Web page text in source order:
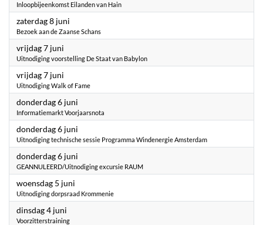
Inloopbijeenkomst Eilanden van Hain
zaterdag 8 juni
Bezoek aan de Zaanse Schans
vrijdag 7 juni
Uitnodiging voorstelling De Staat van Babylon
vrijdag 7 juni
Uitnodiging Walk of Fame
donderdag 6 juni
Informatiemarkt Voorjaarsnota
donderdag 6 juni
Uitnodiging technische sessie Programma Windenergie Amsterdam
donderdag 6 juni
GEANNULEERD/Uitnodiging excursie RAUM
woensdag 5 juni
Uitnodiging dorpsraad Krommenie
dinsdag 4 juni
Voorzitterstraining